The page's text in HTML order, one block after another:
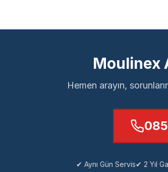
Moulinex
Hemen arayın,
✔ Aynı Gün Servis✔ 2 Yıl